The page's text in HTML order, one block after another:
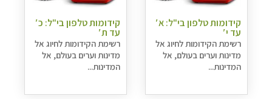
קידומות טלפון בי"ל: א′
עד י′
רשימת הקידומות לחיוג אל
מדינות וערים בעולם, אל
המדינות...
קידומות טלפון בי"ל: כ′
עד ת′
רשימת הקידומות לחיוג אל
מדינות וערים בעולם, אל
המדינות...